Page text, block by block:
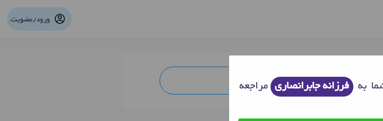
ورود/عضویت
به فرزانه جابرانصاری مراجعه